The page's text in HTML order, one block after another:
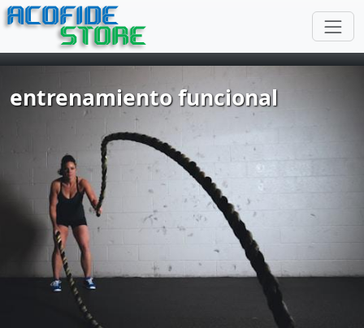
ACOFIDE
STORE
entrenamiento funcional